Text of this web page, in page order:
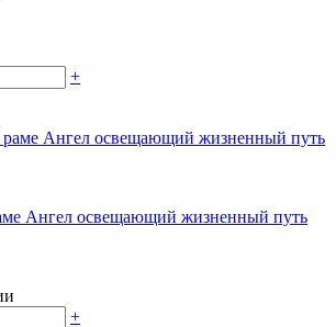
+
Ангел освещающий жизненный путь
+